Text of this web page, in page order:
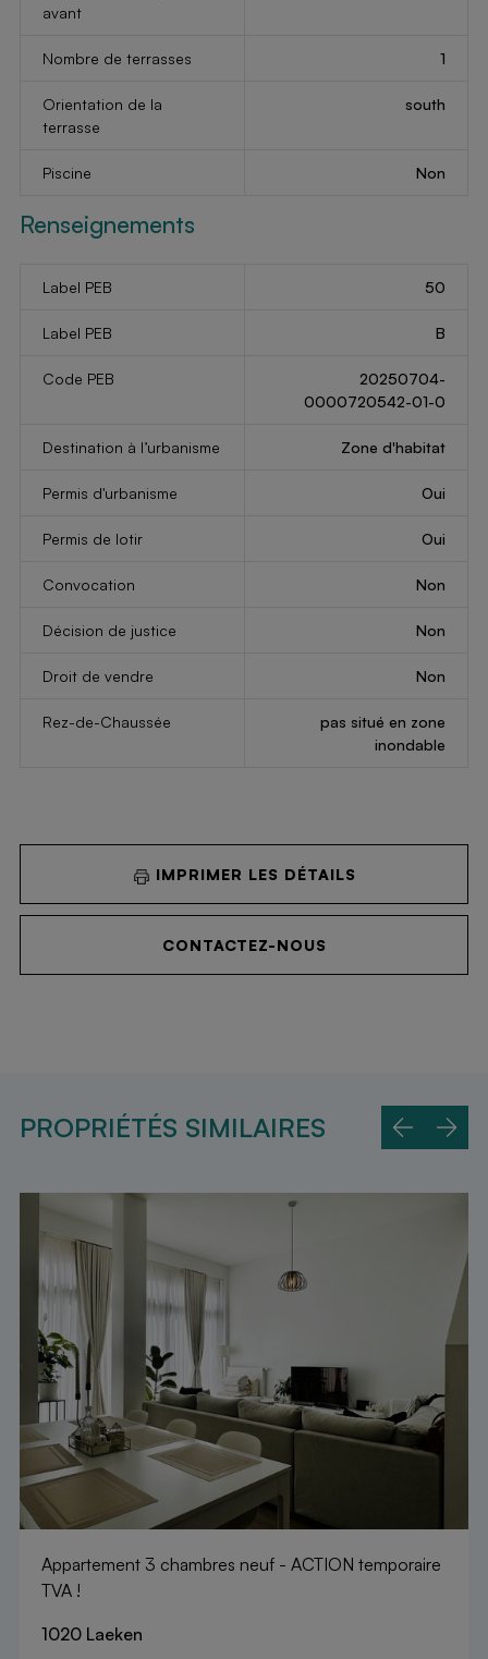
avant
Nombre de terrasses 1
Orientation de la
terrasse
south
Piscine Non
Renseignements
Label PEB 50
Label PEB B
Code PEB
20250704-
0000720542-01-0
Destination à l’urbanisme Zone d'habitat
Permis d'urbanisme Oui
Permis de lotir Oui
Convocation Non
Décision de justice Non
Droit de vendre Non
Rez-de-Chaussée
pas situé en zone
inondable
IMPRIMER LES DÉTAILS
CONTACTEZ-NOUS
PROPRIÉTÉS SIMILAIRES
Appartement 3 chambres neuf - ACTION temporaire
TVA !
1020 Laeken